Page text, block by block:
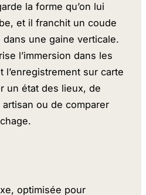
la forme qu’on lui
et il franchit un coude
une gaine verticale.
l’immersion dans les
l’enregistrement sur carte
un état des lieux, de
ou de comparer
optimisée pour